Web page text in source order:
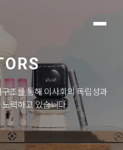
조를 통해 이사회의 독립성과
력하고 있습니다.